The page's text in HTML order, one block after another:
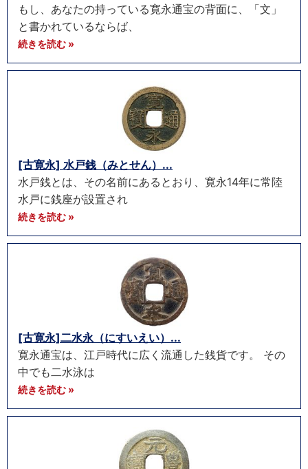
もし、あなたの持っている寛永通宝の背面に、「文」
と書かれているならば、
続きを読む »
[古寛永] 水戸銭（みとせん）...
水戸銭とは、その名前にあるとおり、寛永14年に常陸
水戸に銭座が設置され
続きを読む »
[古寛永]二水永（にすいえい）...
寛永通宝は、江戸時代に広く流通した銭貨です。 その
中でも二水泳は
続きを読む »